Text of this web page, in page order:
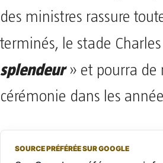
des ministres rassure
terminés, le stade
splendeur» et pourra de
cérémonie dans les
SOURCE PRÉFÉRÉE SUR GOOGLE